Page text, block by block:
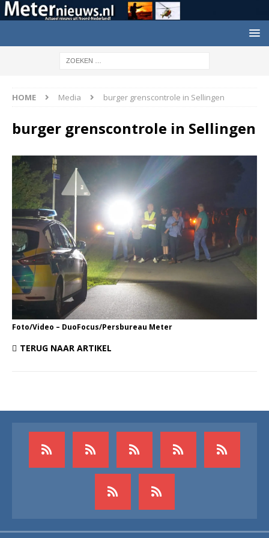
HOME Media burger grenscontrole in Sellingen
burger grenscontrole in Sellingen
Foto/Video – DuoFocus/Persbureau Meter
TERUG NAAR ARTIKEL